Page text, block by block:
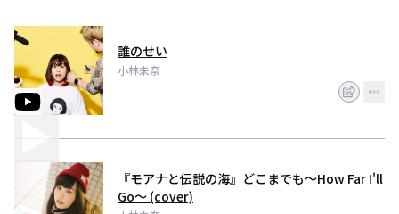
誰のせい
小林未奈
『モアナと伝説の海』どこまでも～How Far I'll
Go～ (cover)